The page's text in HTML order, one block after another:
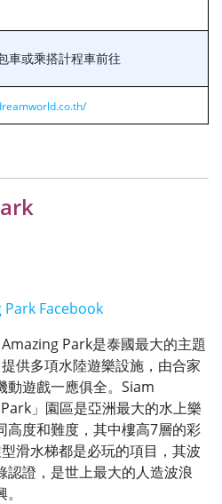
車或乘搭計程車前往
Park Facebook
Park是泰國最大的主題
供多項水陸遊樂設施，由合家
動遊戲一應俱全。Siam
」園區是亞洲最大的水上樂
高度和難度，其中樓高7層的彩
滑水梯都是必玩的項目，其波
認證，是世上最大的人造波浪